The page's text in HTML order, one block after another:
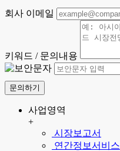
회사 이메일
키워드 / 문의내용
문의하기
사업영역
+
시장보고서
연간정보서비스